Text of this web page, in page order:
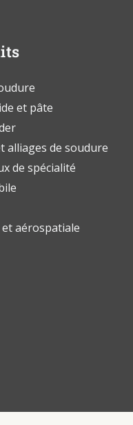
et pâte
alliages de soudure
de spécialité
aérospatiale